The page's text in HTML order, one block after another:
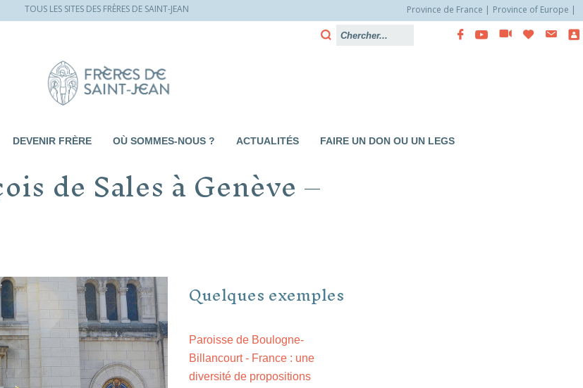
TOUS LES SITES DES FRÈRES DE SAINT-JEAN Province de France
Province of Europe
DEVENIR FRÈRE OÙ SOMMES-NOUS ? ACTUALITÉS FAIRE UN DON OU UN LEGS
de Sales à Genève –
Quelques exemples
Paroisse de Boulogne-
Billancourt - France : une
diversité de propositions